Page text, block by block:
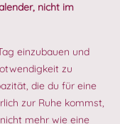
nicht im
einzubauen und
zu
die du für eine
zur Ruhe kommst,
mehr wie eine